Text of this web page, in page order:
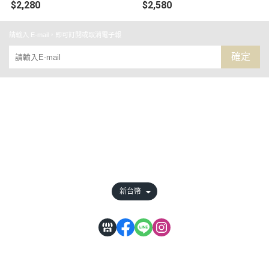
$2,280 $2,580
請輸入 E-mail，即可訂閱或取消電子報
確定
新台幣